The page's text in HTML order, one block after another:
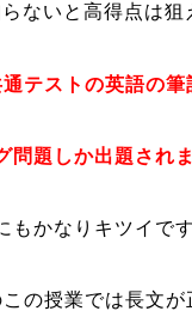
ないと高得点は狙
通テストの英語の筆
問題しか出題され
もかなりキツイです
の授業では長文が